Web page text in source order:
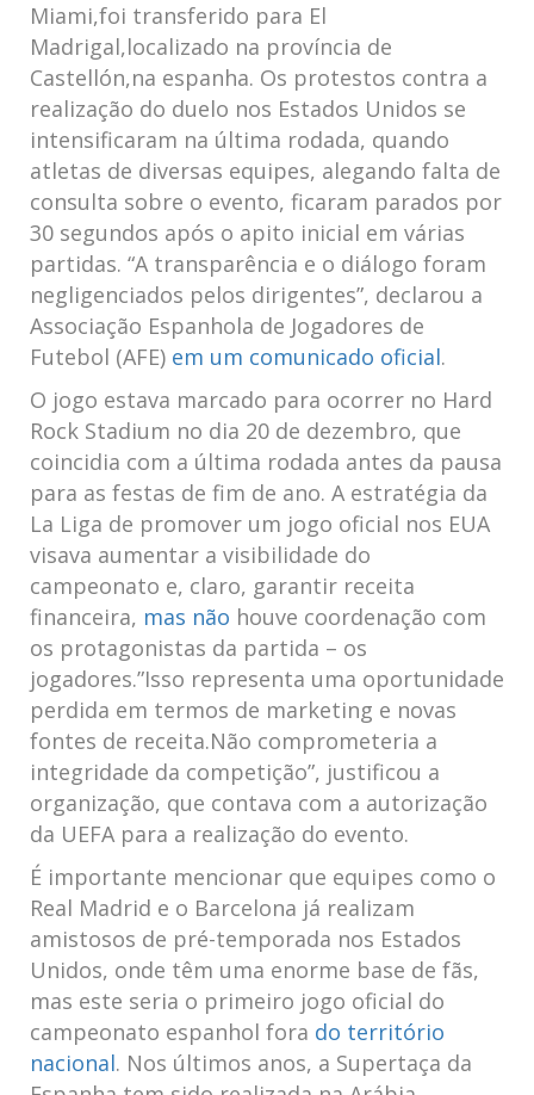
Miami,foi transferido para El
Madrigal,localizado na província de
Castellón,na espanha. Os protestos contra a
realização do duelo nos Estados Unidos se
intensificaram na última rodada, quando
atletas de diversas equipes, alegando falta de
consulta sobre o evento, ficaram parados por
30 segundos após o apito inicial em várias
partidas. “A transparência e o diálogo foram
negligenciados pelos dirigentes”, declarou a
Associação Espanhola de Jogadores de
Futebol (AFE) em um comunicado oficial.
O jogo estava marcado para ocorrer no Hard
Rock Stadium no dia 20 de dezembro, que
coincidia com a última rodada antes da pausa
para as festas de fim de ano. A estratégia da
La Liga de promover um jogo oficial nos EUA
visava aumentar a visibilidade do
campeonato e, claro, garantir receita
financeira, mas não houve coordenação com
os protagonistas da partida – os
jogadores.”Isso representa uma oportunidade
perdida em termos de marketing e novas
fontes de receita.Não comprometeria a
integridade da competição”, justificou a
organização, que contava com a autorização
da UEFA para a realização do evento.
É importante mencionar que equipes como o
Real Madrid e o Barcelona já realizam
amistosos de pré-temporada nos Estados
Unidos, onde têm uma enorme base de fãs,
mas este seria o primeiro jogo oficial do
campeonato espanhol fora do território
nacional. Nos últimos anos, a Supertaça da